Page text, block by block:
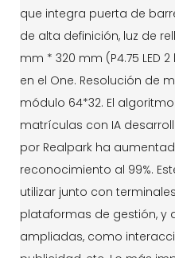
que integra puerta de
de alta definición, luz de
mm * 320 mm (P4.75 LED
en el One. Resolución de
módulo 64*32. El
matrículas con IA
por Realpark ha
reconocimiento al 99%.
utilizar junto con
plataformas de gestión, y
ampliadas, como